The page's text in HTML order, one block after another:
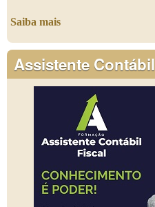
Saiba mais
Assistente Contábil